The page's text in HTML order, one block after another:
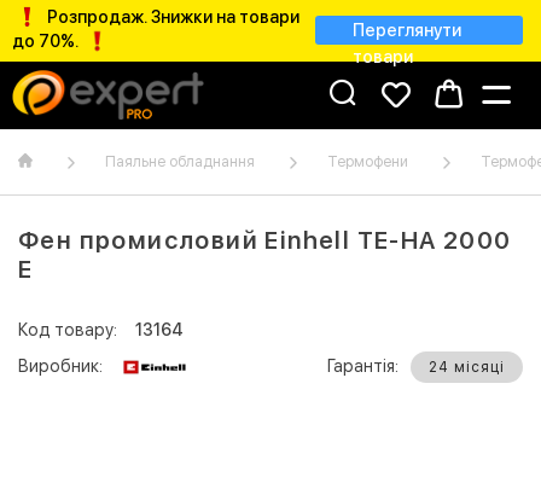
Розпродаж. Знижки на товари
до 70%.
Переглянути
товари
Паяльне обладнання Термофени
Фен промисловий Einhell TE-HA 2000
E
Код товару:
13164
Виробник:
Гарантія: 24 місяці